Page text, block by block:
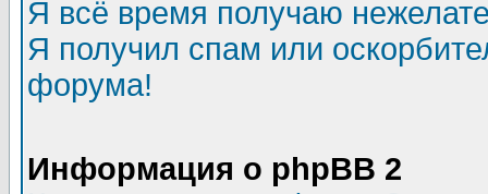
Я всё время получаю
Я получил спам или
форума!
Информация о phpBB 2